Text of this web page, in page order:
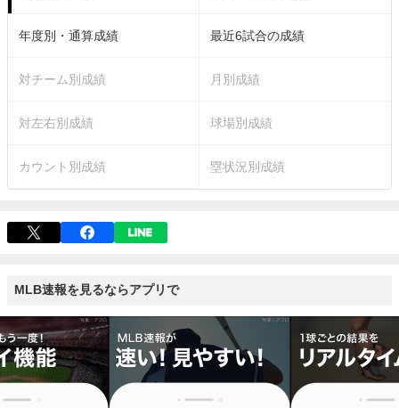
年度別・通算成績 最近6試合の成績
対チーム別成績 月別成績
対左右別成績 球場別成績
カウント別成績 塁状況別成績
MLB速報を見るならアプリで